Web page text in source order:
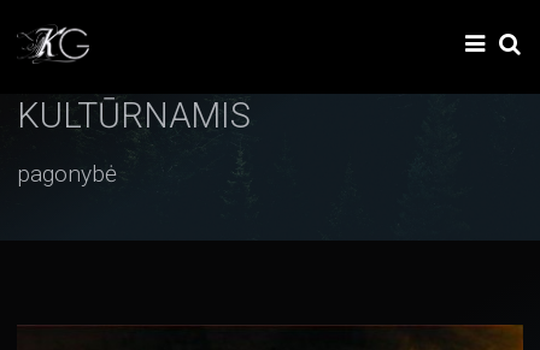
KULTŪRNAMIS
pagonybė